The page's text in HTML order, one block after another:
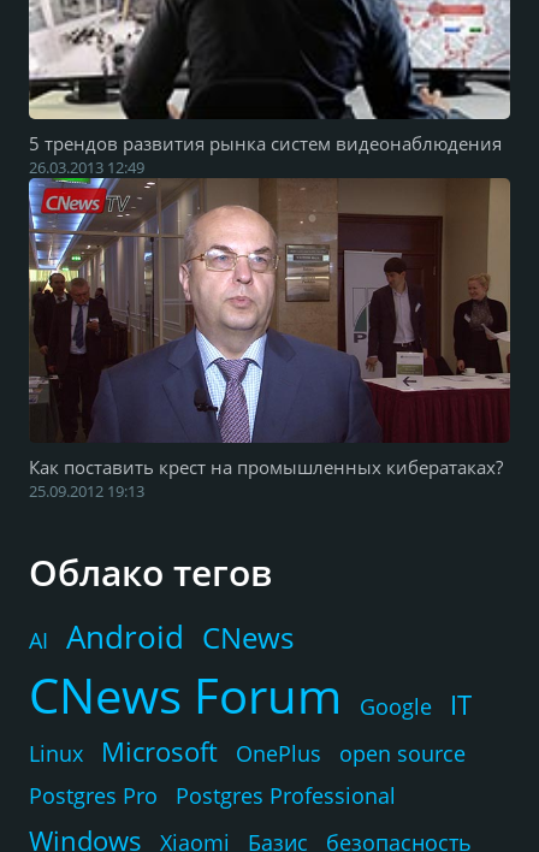
5 трендов развития рынка систем видеонаблюдения
26.03.2013 12:49
Как поставить крест на промышленных кибератаках?
25.09.2012 19:13
Облако тегов
AI Android CNews
CNews Forum Google IT
Linux Microsoft OnePlus
open source
Postgres Pro
Postgres Professional
Windows Xiaomi Базис безопасность